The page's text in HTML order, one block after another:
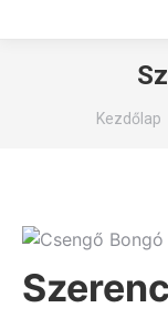
You are
Kezdőlap